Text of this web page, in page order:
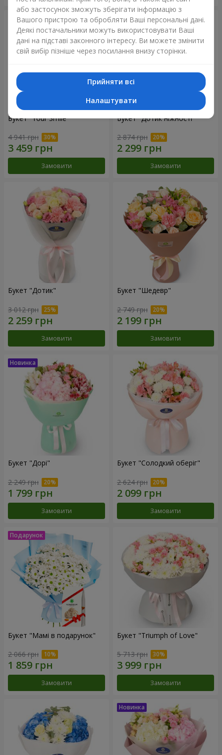
Букет "Your Smile"
4 941 грн
Замовити
Букет "Дотик ніжності"
2 874 грн
Замовити
Букет "Дотик"
3 012 грн
Замовити
Букет "Шедевр"
2 749 грн
Замовити
Букет "Дорі"
2 249 грн
Замовити
Букет "Солодкий оберіг"
2 624 грн
Замовити
Букет "Мамі в подарунок"
2 066 грн
Замовити
Букет "Triumph of Love"
5 713 грн
Замовити
або застосунок зможуть зберігати інформацію з
Вашого пристрою та обробляти Ваші персональні дані.
Деякі постачальники можуть використовувати Ваші
дані на підставі законного інтересу. Ви можете змінити
свій вибір пізніше через посилання внизу сторінки.
Прийняти всі
Налаштувати